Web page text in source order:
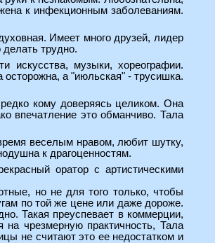
к инфекционным заболеваниям.
Имеет много друзей, лидер
делать трудно.
искусства, музыки, хореографии.
а "июльская" - трусишка.
кому доверяясь целиком. Она
впечатление это обманчиво. Тала
веселым нравом, любит шутку,
к драгоценностям.
оратор с артистическими
но не для того только, чтобы
по той же цене или даже дороже.
Такая преуспевает в коммерции,
чрезмерную практичность, Тала
не считают это ее недостатком и